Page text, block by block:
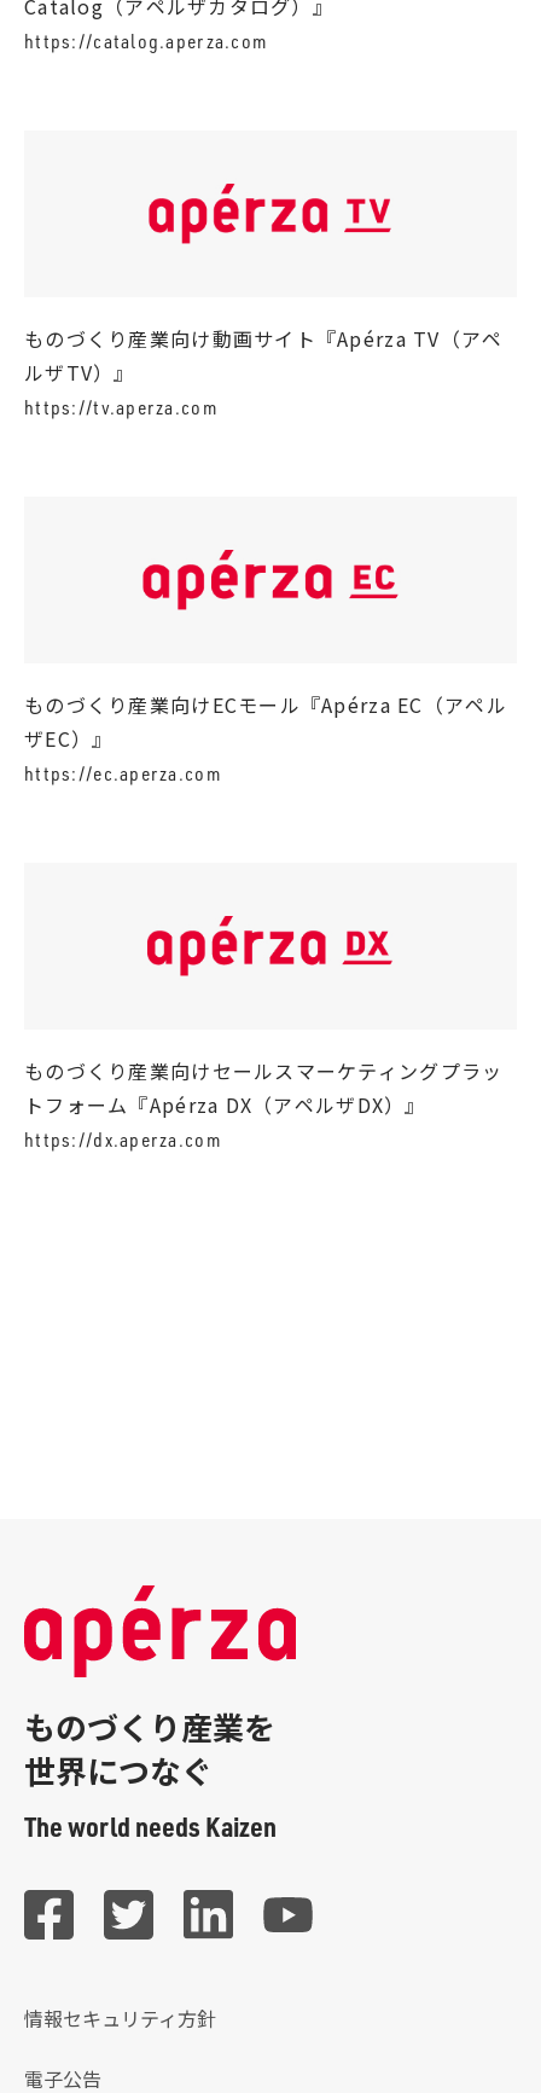
Catalog（アペルザカタログ）』
https://catalog.aperza.com
ものづくり産業向け動画サイト『Apérza TV（アペ
ルザTV）』
https://tv.aperza.com
ものづくり産業向けECモール『Apérza EC（アペル
ザEC）』
https://ec.aperza.com
ものづくり産業向けセールスマーケティングプラッ
トフォーム『Apérza DX（アペルザDX）』
https://dx.aperza.com
ものづくり産業を
世界につなぐ
The world needs Kaizen
情報セキュリティ方針
電子公告